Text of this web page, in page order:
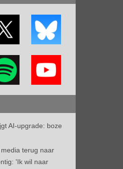
AI-upgrade: boze
terug naar
'Ik wil naar